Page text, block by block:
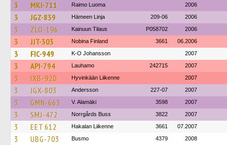
3 MKI-711 Raimo Luoma 2006
3 JGZ-839 Hämeen Linja 209-06 2006
3 ZLO-196 Kainuun Tilaus P058702 2006
3 JJT-303 Nobina Finland 3661 06.2006
3 FIC-949 K-O Johansson 2007
3 API-794 Lauhamo 242715 2007
3 IXB-920 Hyvinkään Liikenne 2007
3 JGX-803 Andersson 227-07 2007
3 GMN-663 V. Alamäki 3598 2007
3 SMJ-472 Norrgårds Buss 3822 2007
3 EET 612 Hakalan Liikenne 3661 07.2007
3 UBG-703 Busmo 4379 2008